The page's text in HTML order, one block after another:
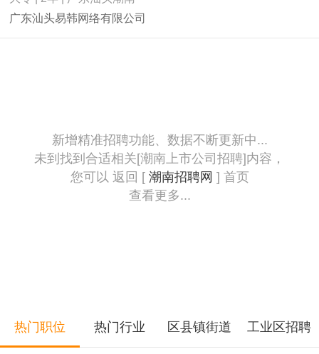
广东汕头易韩网络有限公司
新增精准招聘功能、数据不断更新中...
未到找到合适相关[潮南上市公司招聘]内容，
您可以 返回 [ 潮南招聘网 ] 首页
查看更多...
热门职位 热门行业 区县镇街道 工业区招聘